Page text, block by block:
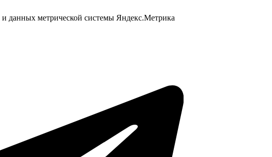
данных метрической системы Яндекс.Метрика